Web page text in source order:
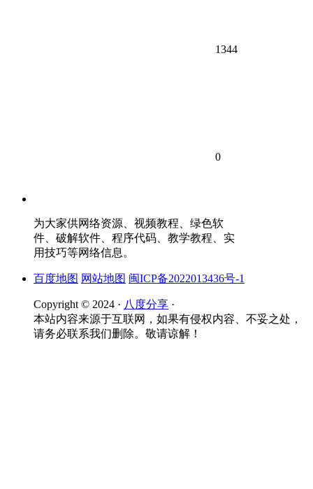
1344
0
为大家供网络资源、视频教程、绿色软
件、破解软件、程序代码、教学教程、实
用技巧等网络信息。
百度地图 网站地图 闽ICP备2022013436号-1
Copyright © 2024 · 八度分享 ·
本站内容来源于互联网，如果有侵权内容、不妥之处，
请务必联系我们删除。敬请谅解！